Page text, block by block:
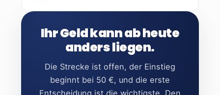
Ihr Geld kann ab heute
anders liegen.
Die Strecke ist offen, der Einstieg
beginnt bei 50 €, und die erste